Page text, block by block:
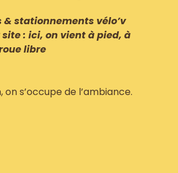
& stationnements vélo’v
: ici, on vient à pied, à
libre
s’occupe de l’ambiance.